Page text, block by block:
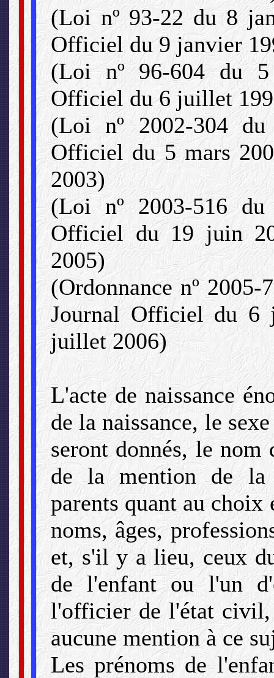
(Loi nº 93-22 du 8
Officiel du 9 janvier
(Loi nº 96-604 du
Officiel du 6 juillet
(Loi nº 2002-304
Officiel du 5 mars
2003)
(Loi nº 2003-516
Officiel du 19 juin
2005)
(Ordonnance nº
Journal Officiel du 6
juillet 2006)
L'acte de naissance
de la naissance, le
seront donnés, le
de la mention de la
parents quant au choix
noms, âges,
et, s'il y a lieu, ceux
de l'enfant ou l'un
l'officier de l'état civil,
aucune mention à ce
Les prénoms de